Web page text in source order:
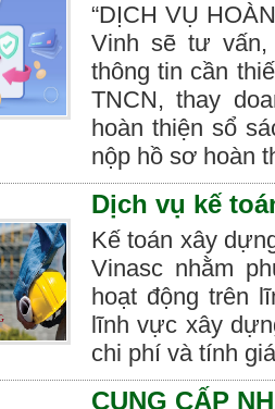
“DỊCH VỤ
Vinh sẽ tư vấn,
thông tin cần
TNCN, thay
hoàn thiện sổ
nộp hồ sơ hoàn
Dịch vụ kế
Kế toán xây
Vinasc nhằm
hoạt động trên
lĩnh vực xây
chi phí và tính
CUNG CẤP